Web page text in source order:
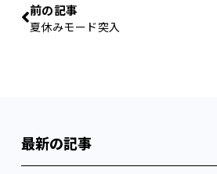
前の記事
夏休みモード突入
最新の記事